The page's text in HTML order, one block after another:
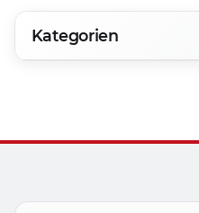
Kategorien